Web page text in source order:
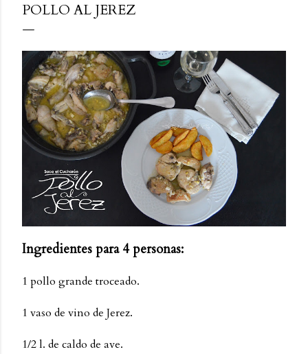
POLLO AL JEREZ
Ingredientes para 4 personas:
1 pollo grande troceado.
1 vaso de vino de Jerez.
1/2 l. de caldo de ave.